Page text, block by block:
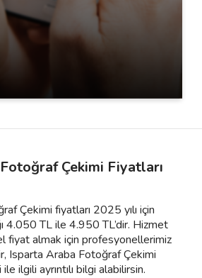
Çekimi Fiyatları
Çekimi fiyatları 2025 yılı için
4.050 TL ile 4.950 TL’dir. Hizmet
fiyat almak için profesyonellerimiz
Isparta Araba Fotoğraf Çekimi
ilgili ayrıntılı bilgi alabilirsin.